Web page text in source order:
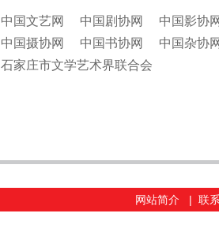
中国文艺网 中国剧协网
中国影协
中国摄协网
中国书协网
中国杂协
石家庄市文学艺术界联合会
网站简介 | 联